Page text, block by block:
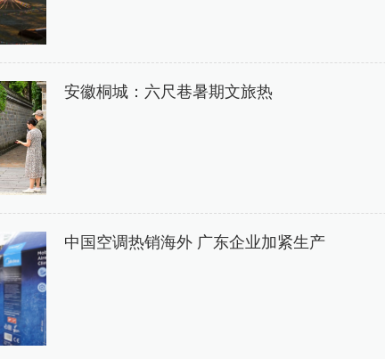
安徽桐城：六尺巷暑期文旅热
中国空调热销海外 广东企业加紧生产